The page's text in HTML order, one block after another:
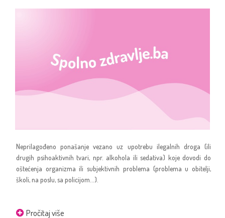
Neprilagođeno ponašanje vezano uz upotrebu ilegalnih droga (ili
drugih psihoaktivnih tvari, npr. alkohola ili sedativa) koje dovodi do
oštećenja organizma ili subjektivnih problema (problema u obitelji,
školi, na poslu, sa policijom...).
Pročitaj više